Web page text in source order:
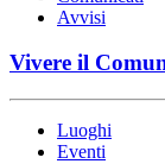
Avvisi
Vivere il
Luoghi
Eventi